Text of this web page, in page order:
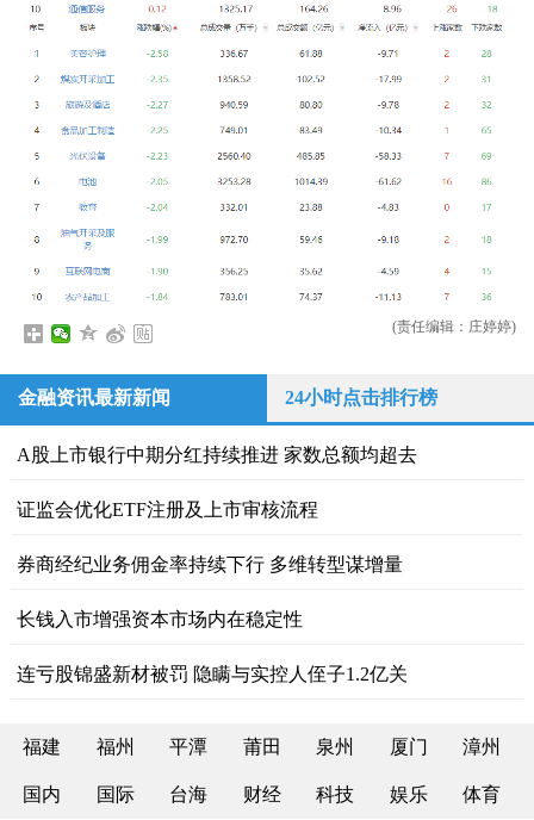
(责任编辑：庄婷婷)
金融资讯最新新闻 24小时点击排行榜
A股上市银行中期分红持续推进 家数总额均超去
证监会优化ETF注册及上市审核流程
券商经纪业务佣金率持续下行 多维转型谋增量
长钱入市增强资本市场内在稳定性
连亏股锦盛新材被罚 隐瞒与实控人侄子1.2亿关
福建 福州 平潭 莆田 泉州 厦门 漳州
国内 国际 台海 财经 科技 娱乐 体育